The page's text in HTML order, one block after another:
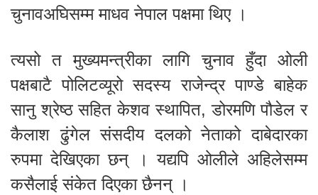
चुनावअघिसम्म माधव नेपाल पक्षमा थिए ।
त्यसो त मुख्यमन्त्रीका लागि चुनाव हुँदा ओली
पक्षबाटै पोलिटव्यूरो सदस्य राजेन्द्र पाण्डे बाहेक
सानु श्रेष्ठ सहित केशव स्थापित, डोरमणि पौडेल र
कैलाश ढुंगेल संसदीय दलको नेताको दाबेदारका
रुपमा देखिएका छन् । यद्यपि ओलीले अहिलेसम्म
कसैलाई संकेत दिएका छैनन् ।